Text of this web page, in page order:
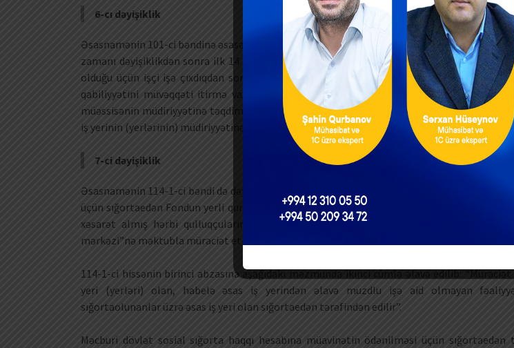
6-cı dəyişiklik
Əsasnamənin 101-ci bəndinə əsasən, işçinin əsas və əlavə iş yerləri olduqda, əmək
zamanı dəyişiklikdən sonra ilk 14 gün üçün müavinət əsas və əlavə iş yerlərinin
olduğu üçün işçi işə çıxdıqdan sonra xəstəlik vərəqəsini hər iki iş yerinə təqdim
qabiliyyətini müvəqqəti itirmə vaxtı başa çatdıqdan sonra işə çıxdığı gün xəstəlik
müəssisənin müdiriyyətinə təqdim edəcək və əsas iş yeri tərəfindən xəstəlik vərəqəsinin
iş yerinin (yerlərinin) müdiriyyətinə təqdim edəcək.
7-ci dəyişiklik
Əsasnamənin 114-1-ci bəndi də dəyişib. Belə ki, məcburi dövlət sosial sığorta haqqı
üçün sığortaedən Fondun yerli qurumuna, “DOST” mərkəzinə və ya “Şəhid ailələri
xəsarət almış hərbi qulluqçuların və əlilliyi müəyyən edilmiş şəxslərin müraciətləri
mərkəzi”nə məktubla müraciət etməlidir.
114-1-ci hissənin birinci abzasına aşağıdakı məzmunda ikinci cümlə əlavə edilib:
yeri (yerləri) olan, habelə əsas iş yerindən əlavə muzdlu işə aid olmayan
sığortaolunanlar üzrə əsas iş yeri olan sığortaedən tərəfindən edilir”.
Məcburi dövlət sosial sığorta haqqı hesabına müavinətin ödənilməsi üçün